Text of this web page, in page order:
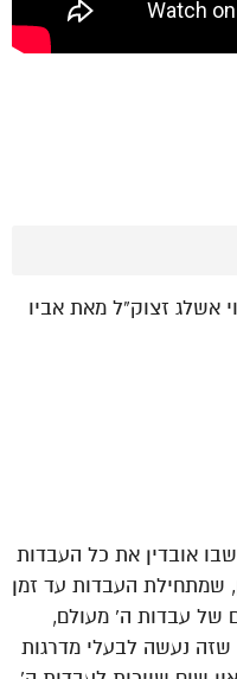
אשלג זצוק”ל מאת אביו
אובדין את כל העבדות
שמתחילת העבדות עד זמן
של עבדות ה’ מעולם,
שזה נעשה לבעלי מדרגות